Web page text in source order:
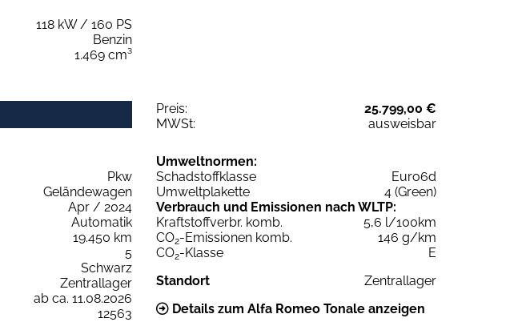
118 kW / 160 PS
Benzin
1.469 cm³
Preis:
25.799,00 €
MWSt:
ausweisbar
Pkw
Geländewagen
Apr / 2024
Automatik
19.450 km
5
Schwarz
Zentrallager
ab ca. 11.08.2026
12563
Umweltnormen:
Schadstoffklasse
Euro6d
Umweltplakette
4 (Green)
Verbrauch und Emissionen nach WLTP:
Kraftstoffverbr. komb.
5,6 l/100km
CO2-Emissionen komb.
146 g/km
CO2-Klasse
E
Standort
Zentrallager
Details zum Alfa Romeo Tonale anzeigen